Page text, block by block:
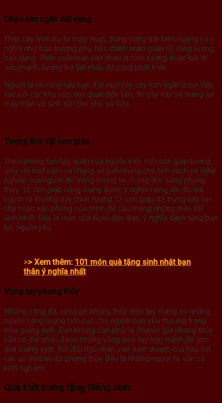
Chậu kim ngân dát vàng
Thân cây hình trụ to mập mạp, đứng vững trãi hiên ngang có ý
nghĩa như bậc trượng phu, bậc chính nhân quân tử, rộng lượng
bao dung. Thân xoắn bện vào nhau là hình tượng đoàn kết là
sức mạnh, tương trợ lẫn nhau để cùng phát triển.
Người ta tin rằng nếu bạn đặt một cây cây kim ngân ở nơi tiếp
xúc với các khu vực liên quan đến tiền, thì cây này sẽ mang lại
may mắn và sinh sôi cho chủ sở hữu.
Tượng linh vật con giáp
Theo phong tục tập quán của người Việt, mỗi con giáp tương
ứng với một năm và chúng sẽ biểu trưng cho tính cách và nghề
nghiệp của người đó trong tương lai. Trong đời sống phong
thủy, 12 con giáp cũng mang được ý nghĩa riêng, do đó mà
người ta thường lựa chọn tượng 12 con giáp để trưng bày tại
nhà hoặc văn phòng của mình để cầu mong những điều tốt
lành nhất. Đây là món quà Noel độc đáo, ý nghĩa dành tặng bạn
bè, người yêu.
>> Xem thêm: 101 món quà tặng sinh nhật bạn
thân ý nghĩa nhất
Vòng tay phong thủy
Những vòng đá, vòng gỗ phong thủy đeo tay mang lại những
nguồn năng lượng tích cực cho người bạn yêu thương trong
mùa giáng sinh. Bạn không cần phải là chuyên gia phong thủy
vẫn có thể chọn được những vòng đeo tay hợp mệnh để làm
quà Giáng sinh. Bởi đội ngũ nhân viên kinh doanh của hầu hết
các cơ sở bán đồ phong thủy đều là những người tư vấn có
kinh nghiệm.
Quà thời trang tặng Giáng sinh